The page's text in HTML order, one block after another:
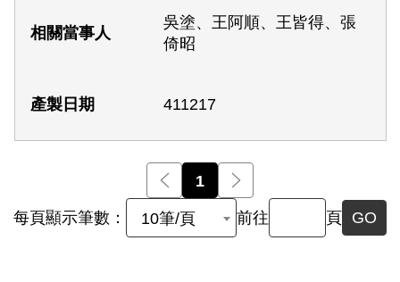
吳塗、王阿順、王皆得、張
倚昭
411217
前一頁
1
每頁顯示筆數： 10筆/頁 前往 頁 GO